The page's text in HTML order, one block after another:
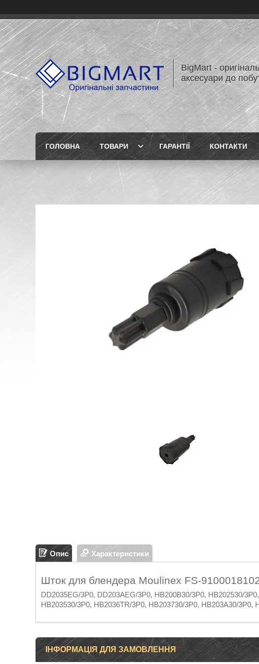
BigMart -
аксесуари до
ГОЛОВНА ТОВАРИ ГАРАНТІЇ КОНТАКТИ
Опис Характеристики
Шток для блендера Moulinex FS-
DD2035EG/3P0, DD203AEG/3P0, HB200B30/3P0, HB202530/
HB203530/3P0, HB2036TR/3P0, HB203730/3P0, HB203A30/3P0,
ІНФОРМАЦІЯ ДЛЯ ЗАМОВЛЕННЯ